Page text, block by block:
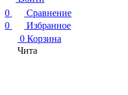
0
Сравнение
0
Избранное
0 Корзина
Чита